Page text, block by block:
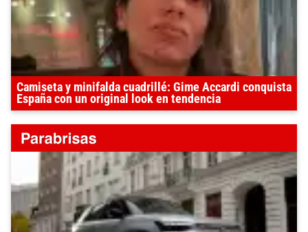
Camiseta y minifalda cuadrillé: Gime Accardi conquista
España con un original look en tendencia